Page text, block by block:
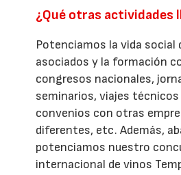
¿Qué otras actividades
Potenciamos la vida social
asociados y la formación
congresos nacionales,
seminarios, viajes
convenios con otras
diferentes, etc. Además,
potenciamos nuestro
internacional de vinos